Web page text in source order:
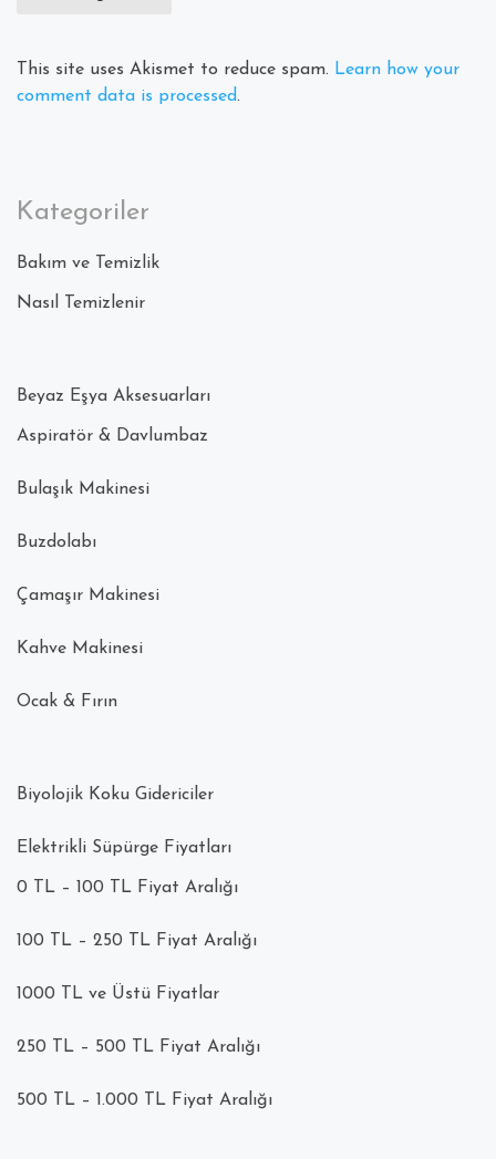
This site uses Akismet to reduce spam. Learn how your
comment data is processed.
Kategoriler
Bakım ve Temizlik
Nasıl Temizlenir
Beyaz Eşya Aksesuarları
Aspiratör & Davlumbaz
Bulaşık Makinesi
Buzdolabı
Çamaşır Makinesi
Kahve Makinesi
Ocak & Fırın
Biyolojik Koku Gidericiler
Elektrikli Süpürge Fiyatları
0 TL – 100 TL Fiyat Aralığı
100 TL – 250 TL Fiyat Aralığı
1000 TL ve Üstü Fiyatlar
250 TL – 500 TL Fiyat Aralığı
500 TL – 1.000 TL Fiyat Aralığı